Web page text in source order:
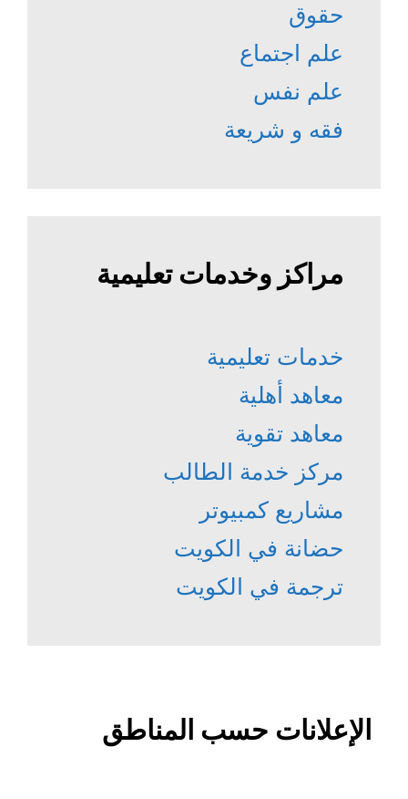
حقوق
علم اجتماع
علم نفس
فقه و شريعة
مراكز وخدمات تعليمية
خدمات تعليمية
معاهد أهلية
معاهد تقوية
مركز خدمة الطالب
مشاريع كمبيوتر
حضانة في الكويت
ترجمة في الكويت
الإعلانات حسب المناطق